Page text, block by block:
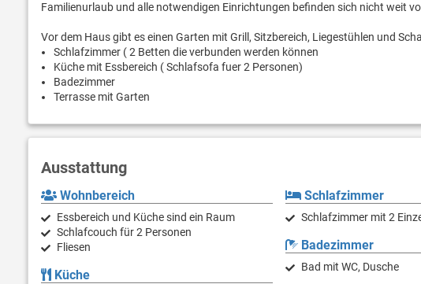
Familienurlaub und alle notwendigen Einrichtungen befinden sich nicht weit
Vor dem Haus gibt es einen Garten mit Grill, Sitzbereich, Liegestühlen und
Schlafzimmer ( 2 Betten die verbunden werden können
Küche mit Essbereich ( Schlafsofa fuer 2 Personen)
Badezimmer
Terrasse mit Garten
Ausstattung
Wohnbereich
Essbereich und Küche sind ein Raum
Schlafcouch für 2 Personen
Fliesen
Küche
Schlafzimmer
Schlafzimmer mit 2
Badezimmer
Bad mit WC, Dusche